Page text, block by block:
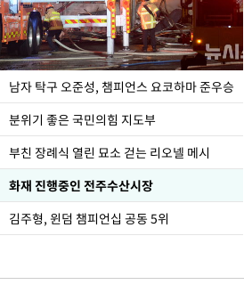
남자 탁구 오준성, 챔피언스 요코하마 준우승
분위기 좋은 국민의힘 지도부
부친 장례식 열린 묘소 걷는 리오넬 메시
화재 진행중인 전주수산시장
김주형, 윈덤 챔피언십 공동 5위